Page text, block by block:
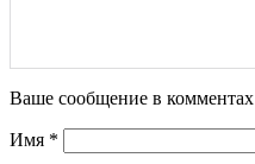
Ваше сообщение в комментах
Имя *